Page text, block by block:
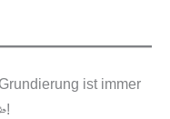
ist immer